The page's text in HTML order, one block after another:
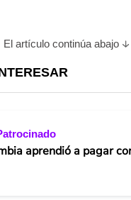
El artículo continúa abajo
aprendió a pagar